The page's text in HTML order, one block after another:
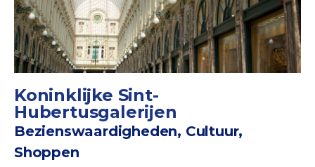
Koninklijke Sint-
Hubertusgalerijen
Bezienswaardigheden, Cultuur,
Shoppen